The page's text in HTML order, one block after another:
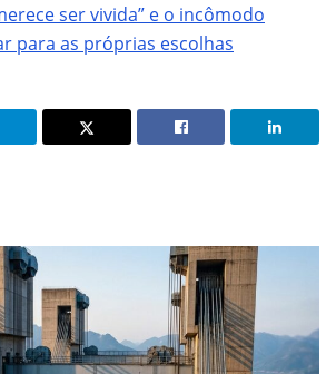
ser vivida” e o incômodo
para as próprias escolhas